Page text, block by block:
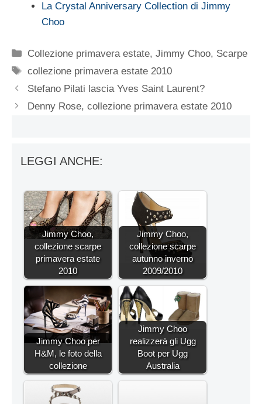
La Crystal Anniversary Collection di Jimmy
Choo
Categorie
Collezione primavera estate,Jimmy Choo, Scarpe
Tag
collezione primavera estate 2010
Stefano Pilati lascia Yves Saint Laurent?
Denny Rose, collezione primavera estate 2010
LEGGI ANCHE:
Jimmy Choo,
collezione scarpe
primavera estate
2010
Jimmy Choo,
collezione scarpe
autunno inverno
2009/2010
Jimmy Choo per
H&M, le foto della
collezione
Jimmy Choo
realizzerà gli Ugg
Boot per Ugg
Australia